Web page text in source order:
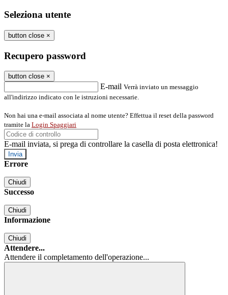
Seleziona utente
button close ×
Recupero password
button close ×
E-mail Verrà inviato un messaggio
all'indirizzo indicato con le istruzioni necessarie.
Non hai una e-mail associata al nome utente? Effettua il reset della password
tramite la Login Spaggiari
E-mail inviata, si prega di controllare la casella di posta elettronica!
Errore
Chiudi
Successo
Chiudi
Informazione
Chiudi
Attendere...
Attendere il completamento dell'operazione...